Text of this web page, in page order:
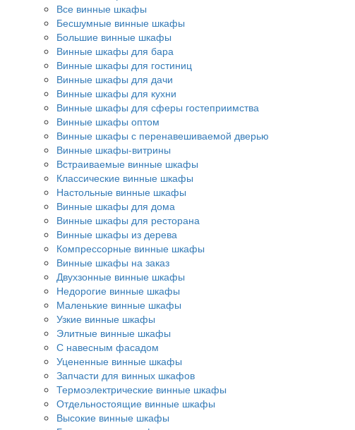
Все винные шкафы
Бесшумные винные шкафы
Большие винные шкафы
Винные шкафы для бара
Винные шкафы для гостиниц
Винные шкафы для дачи
Винные шкафы для кухни
Винные шкафы для сферы гостеприимства
Винные шкафы оптом
Винные шкафы с перенавешиваемой дверью
Винные шкафы-витрины
Встраиваемые винные шкафы
Классические винные шкафы
Настольные винные шкафы
Винные шкафы для дома
Винные шкафы для ресторана
Винные шкафы из дерева
Компрессорные винные шкафы
Винные шкафы на заказ
Двухзонные винные шкафы
Недорогие винные шкафы
Маленькие винные шкафы
Узкие винные шкафы
Элитные винные шкафы
С навесным фасадом
Уцененные винные шкафы
Запчасти для винных шкафов
Термоэлектрические винные шкафы
Отдельностоящие винные шкафы
Высокие винные шкафы